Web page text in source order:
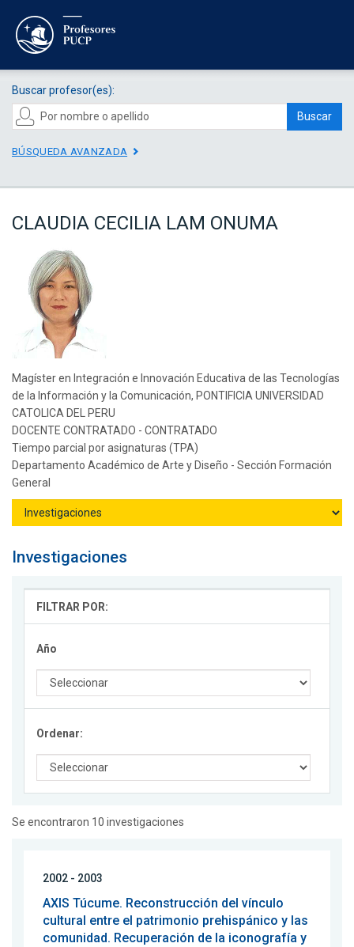
Buscar profesor(es):
Buscar
BÚSQUEDA AVANZADA
CLAUDIA CECILIA LAM ONUMA
Magíster en Integración e Innovación Educativa de las Tecnologías
de la Información y la Comunicación, PONTIFICIA UNIVERSIDAD
CATOLICA DEL PERU
DOCENTE CONTRATADO - CONTRATADO
Tiempo parcial por asignaturas (TPA)
Departamento Académico de Arte y Diseño - Sección Formación
General
Investigaciones
FILTRAR POR:
Año
Ordenar:
Se encontraron 10 investigaciones
2002 - 2003
AXIS Túcume. Reconstrucción del vínculo
cultural entre el patrimonio prehispánico y las
comunidad. Recuperación de la iconografía y